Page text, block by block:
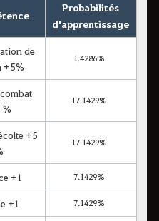
Probabilités
d'apprentissage
de
+5%
1.4286%
%
17.1429%
+5
17.1429%
+1 7.1429%
+1 7.1429%